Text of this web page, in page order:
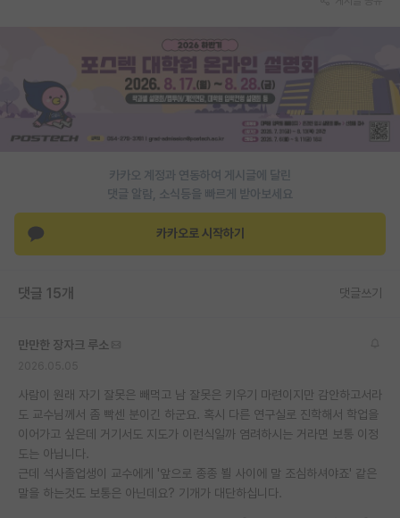
카카오 계정과 연동하여 게시글에 달린
댓글 알람, 소식등을 빠르게 받아보세요
카카오로 시작하기
댓글 15개 댓글쓰기
만만한 장자크 루소
사람이 원래 자기 잘못은 빼먹고 남 잘못은 키우기 마련이지만 감안하고서라
도 교수님께서 좀 빡센 분이긴 하군요. 혹시 다른 연구실로 진학해서 학업을
이어가고 싶은데 거기서도 지도가 이런식일까 염려하시는 거라면 보통 이정
도는 아닙니다.
근데 석사졸업생이 교수에게 '앞으로 종종 뵐 사이에 말 조심하셔야죠' 같은
말을 하는것도 보통은 아닌데요? 기개가 대단하십니다.